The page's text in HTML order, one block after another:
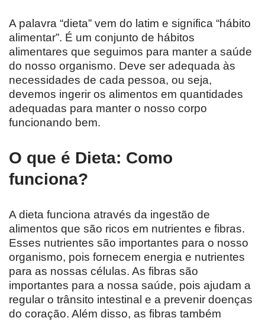
A palavra “dieta” vem do latim e significa “hábito
alimentar”. É um conjunto de hábitos
alimentares que seguimos para manter a saúde
do nosso organismo. Deve ser adequada às
necessidades de cada pessoa, ou seja,
devemos ingerir os alimentos em quantidades
adequadas para manter o nosso corpo
funcionando bem.
O que é Dieta: Como
funciona?
A dieta funciona através da ingestão de
alimentos que são ricos em nutrientes e fibras.
Esses nutrientes são importantes para o nosso
organismo, pois fornecem energia e nutrientes
para as nossas células. As fibras são
importantes para a nossa saúde, pois ajudam a
regular o trânsito intestinal e a prevenir doenças
do coração. Além disso, as fibras também